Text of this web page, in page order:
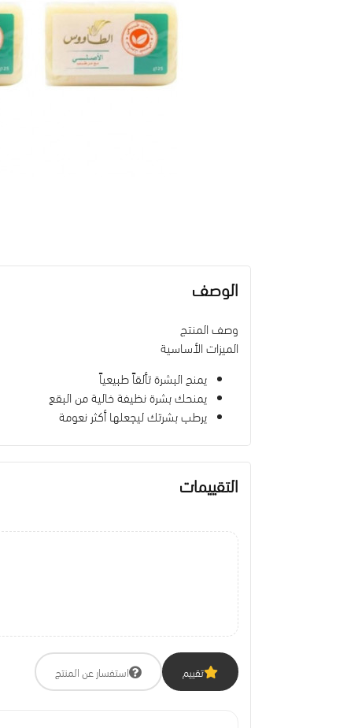
الوصف
وصف المنتج
الميزات الأساسية
يمنح البشرة تألقاً طبيعياً
يمنحك بشرة نظيفة خالية من البقع
يرطب بشرتك ليجعلها أكثر نعومة
التقييمات
تقييم استفسار عن المنتج